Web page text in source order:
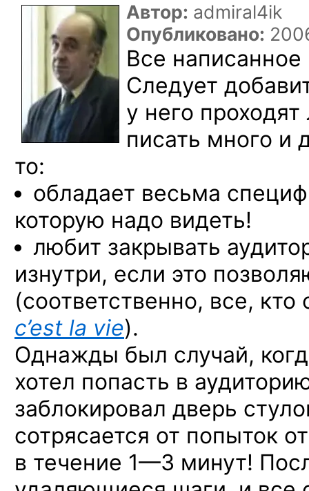
Автор: admiral4ik
Опубликовано:
Все
Следует
у него
писать много и
то:
обладает весьма
которую надо видеть!
любит закрывать
изнутри, если это
(соответственно, все,
c’est la vie).
Однажды был случай,
хотел попасть в
заблокировал дверь
сотрясается от попыток
в течение 1—3 минут!